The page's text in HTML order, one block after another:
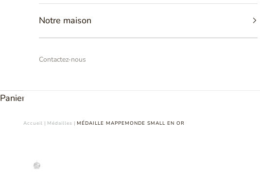
Notre maison
Contactez-nous
Panier
Accueil | Médailles | MÉDAILLE MAPPEMONDE SMALL EN OR